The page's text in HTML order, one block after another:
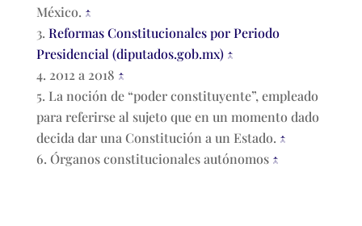
México. ↑
Reformas Constitucionales por Periodo
Presidencial (diputados.gob.mx) ↑
2012 a 2018 ↑
La noción de “poder constituyente”, empleado
para referirse al sujeto que en un momento dado
decida dar una Constitución a un Estado. ↑
Órganos constitucionales autónomos ↑